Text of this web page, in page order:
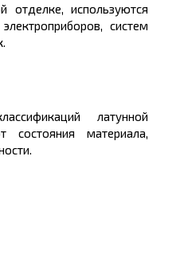
отделке, используются
систем
латунной
состояния материала,